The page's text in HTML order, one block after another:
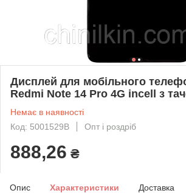
Дисплей для мобільного
Redmi Note 14 Pro 4G incell з
Немає в наявності
Код: 5001529B
Опт і роздріб
888,26 ₴
Опис Характеристики Доставка